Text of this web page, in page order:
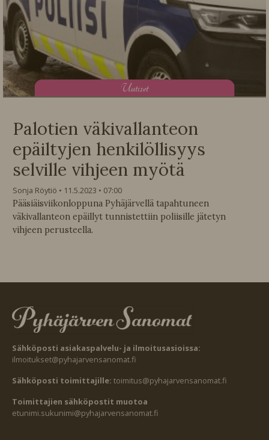
Uutiset
Palotien väkivallanteon
epäiltyjen henkilöllisyys
selville vihjeen myötä
Sonja Röytiö 11.5.2023
07:00
Pääsiäisviikonloppuna Pyhäjärvellä tapahtuneen
väkivallanteon epäillyt tunnistettiin poliisille jätetyn
vihjeen perusteella.
Sähköposti asiakaspalvelu- ja ilmoitusasioissa:
ilmoitukset@pyhajarvensanomat.fi
Sähköposti toimittajille: toimitus@pyhajarvensanomat.fi
Toimittajien sähköpostit muotoa
etunimi.sukunimi@pyhajarvensanomat.fi